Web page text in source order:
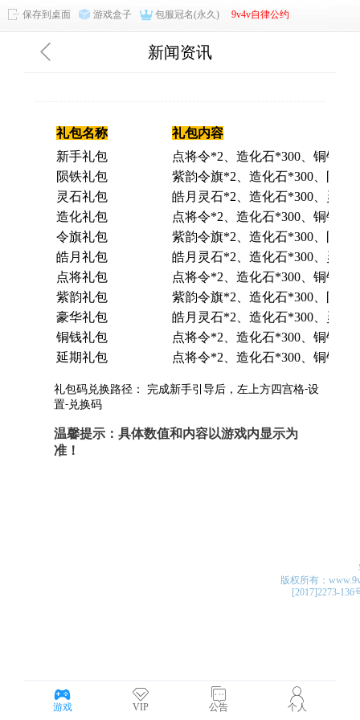
保存到桌面 游戏盒子 包服冠名(永久) 9v4v自律公约
新闻资讯
游戏 VIP 公告 个人
版权所有：
[2017]2273-136